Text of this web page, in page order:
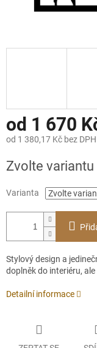
od 1 670
od 1 380,17 Kč bez DPH
cena:
Zvolte variantu
Varianta
Stylový design a
doplněk do interiéru,
Detailní informace